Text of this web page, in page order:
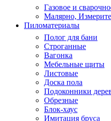
Газовое и
Малярно,
Пиломатериалы
Полог для бани
Строганные
Вагонка
Мебельные щиты
Листовые
Доска пола
Подоконники
Обрезные
Блок-хаус
Имитация бруса